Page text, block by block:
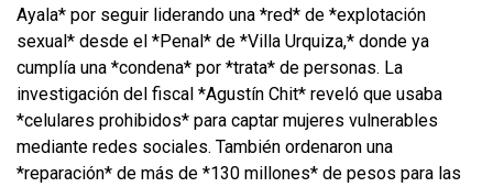
Ayala* por seguir liderando una *red* de *explotación
sexual* desde el *Penal* de *Villa Urquiza,* donde ya
cumplía una *condena* por *trata* de personas. La
investigación del fiscal *Agustín Chit* reveló que usaba
*celulares prohibidos* para captar mujeres vulnerables
mediante redes sociales. También ordenaron una
*reparación* de más de *130 millones* de pesos para las